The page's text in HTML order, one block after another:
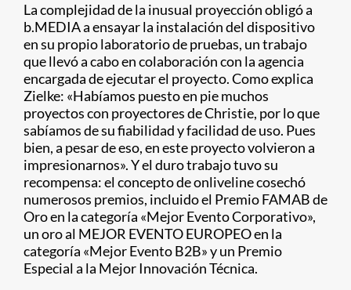
La complejidad de la inusual proyección obligó a
b.MEDIA a ensayar la instalación del dispositivo
en su propio laboratorio de pruebas, un trabajo
que llevó a cabo en colaboración con la agencia
encargada de ejecutar el proyecto. Como explica
Zielke: «Habíamos puesto en pie muchos
proyectos con proyectores de Christie, por lo que
sabíamos de su fiabilidad y facilidad de uso. Pues
bien, a pesar de eso, en este proyecto volvieron a
impresionarnos». Y el duro trabajo tuvo su
recompensa: el concepto de onliveline cosechó
numerosos premios, incluido el Premio FAMAB de
Oro en la categoría «Mejor Evento Corporativo»,
un oro al MEJOR EVENTO EUROPEO en la
categoría «Mejor Evento B2B» y un Premio
Especial a la Mejor Innovación Técnica.